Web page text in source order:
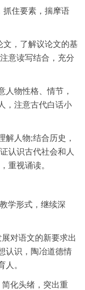
抓住要素，揣摩语
文，了解议论文的基
意读写结合，充分
人物性格、情节，
，注意古代白话小
解人物;结合历史，
认识古代社会和人
重视诵读。
学形式，继续深
对语文的新要求出
认识，陶冶道德情
人。
化头绪，突出重